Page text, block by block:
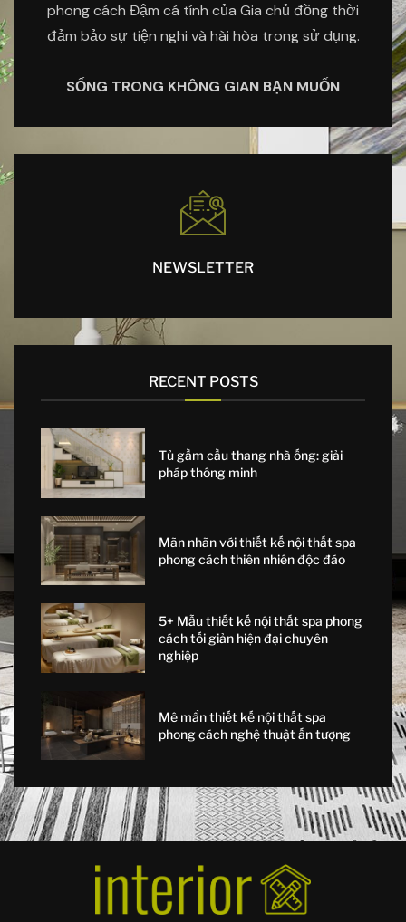
phong cách Đậm cá tính của Gia chủ đồng thời
đảm bảo sự tiện nghi và hài hòa trong sử dụng.
SỐNG TRONG KHÔNG GIAN BẠN MUỐN
NEWSLETTER
RECENT POSTS
Tủ gầm cầu thang nhà ống: giải
pháp thông minh
Mãn nhãn với thiết kế nội thất spa
phong cách thiên nhiên độc đáo
5+ Mẫu thiết kế nội thất spa phong
cách tối giản hiện đại chuyên
nghiệp
Mê mẩn thiết kế nội thất spa
phong cách nghệ thuật ấn tượng